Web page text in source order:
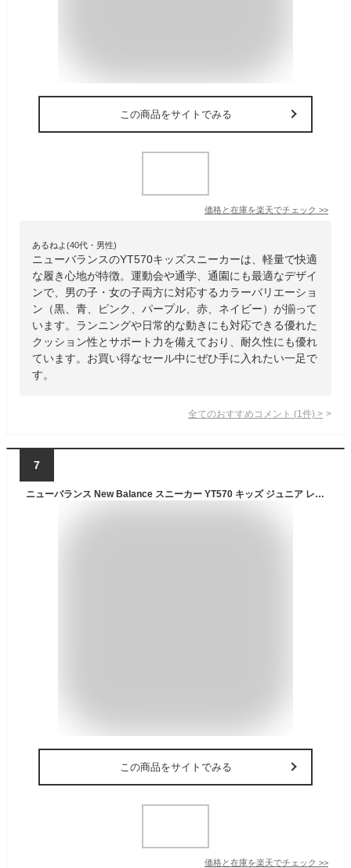
この商品をサイトでみる
価格と在庫を楽天でチェック >>
あるねよ(40代・男性)
ニューバランスのYT570キッズスニーカーは、軽量で快適
な履き心地が特徴。運動会や通学、通園にも最適なデザイ
ンで、男の子・女の子両方に対応するカラーバリエーショ
ン（黒、青、ピンク、パープル、赤、ネイビー）が揃って
います。ランニングや日常的な動きにも対応できる優れた
クッション性とサポート力を備えており、耐久性にも優れ
ています。お買い得なセール中にぜひ手に入れたい一足で
す。
全てのおすすめコメント (1 件) >
7
ニューバランス New Balance スニーカー YT570 キッズ ジュニア レディース スニーカー 黒 青 ピンク パープル 赤 ネイビー セール 女の子 男の子 通学 通園
この商品をサイトでみる
価格と在庫を楽天でチェック >>